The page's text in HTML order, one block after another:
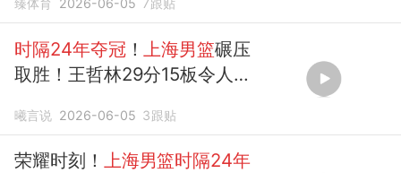
臻体育 2026-06-05 7跟贴
时隔24年夺冠！ 上海男篮碾压
取胜！王哲林29分15板令人折
曦言说 2026-06-05 3跟贴
荣耀时刻！ 上海男篮时隔24年